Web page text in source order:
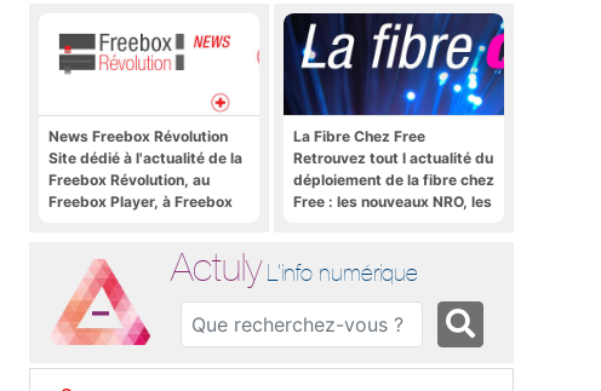
News Freebox Révolution
Site dédié à l'actualité de la
Freebox Révolution, au
Freebox Player, à Freebox
La Fibre Chez Free
Retrouvez tout l actualité du
déploiement de la fibre chez
Free : les nouveaux NRO, les
Actuly L'info numérique